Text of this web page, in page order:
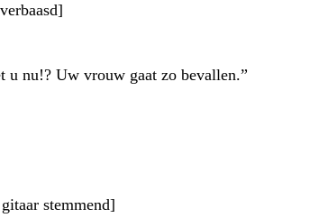
u nu!? Uw vrouw gaat zo bevallen.”
stemmend]